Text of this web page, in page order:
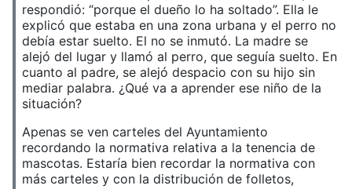
respondió: “porque el dueño lo ha soltado”. Ella le
explicó que estaba en una zona urbana y el perro no
debía estar suelto. El no se inmutó. La madre se
alejó del lugar y llamó al perro, que seguía suelto. En
cuanto al padre, se alejó despacio con su hijo sin
mediar palabra. ¿Qué va a aprender ese niño de la
situación?
Apenas se ven carteles del Ayuntamiento
recordando la normativa relativa a la tenencia de
mascotas. Estaría bien recordar la normativa con
más carteles y con la distribución de folletos,